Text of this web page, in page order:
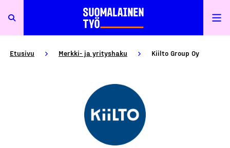
Etusivu Merkki- ja yrityshaku Kiilto Group Oy